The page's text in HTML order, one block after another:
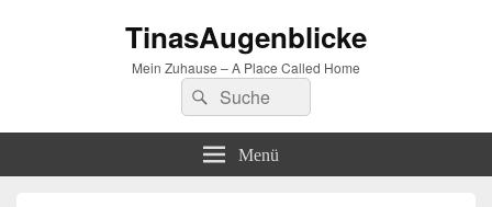
TinasAugenblicke
Mein Zuhause – A Place Called Home
Suchen
nach:
Suchen
Menü